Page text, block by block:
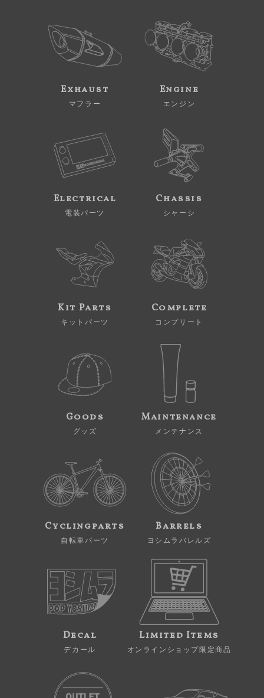
Exhaust
マフラー
Engine
エンジン
Electrical
電装パーツ
Chassis
シャーシ
Kit Parts
キットパーツ
Complete
コンプリート
Goods
グッズ
Maintenance
メンテナンス
Cyclingparts
自転車パーツ
Barrels
ヨシムラバレルズ
Decal
デカール
Limited Items
オンラインショップ限定商品